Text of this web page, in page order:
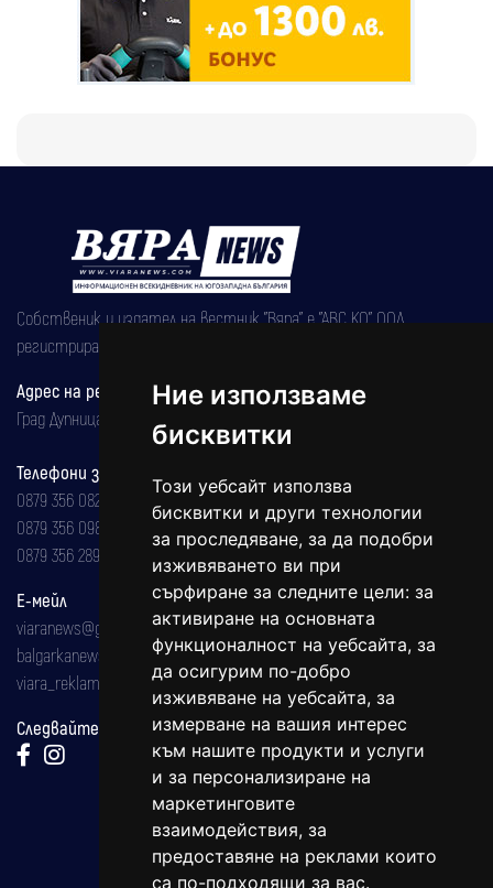
Ние използваме
бисквитки
Този уебсайт използва
бисквитки и други технологии
за проследяване, за да подобри
изживяването ви при
сърфиране за следните цели: за
активиране на основната
функционалност на уебсайта, за
да осигурим по-добро
изживяване на уебсайта, за
измерване на вашия интерес
към нашите продукти и услуги
и за персонализиране на
маркетинговите
взаимодействия, за
предоставяне на реклами които
са по-подходящи за вас.
Собственик и издател на вестник "Вяра" е "АВС КО" ООД,
регистрирана на 08.05.2002 година.
Адрес на редакцията
Град Дупница, ул.''Христо Ботев" 43
Телефони за реклама и абонаменти
0879 356 082
0879 356 098
0879 356 289
Е-мейл
viaranews@gmail.com
balgarkanews@gmail.com
viara_reklama@mail.bg
Следвайте ни: